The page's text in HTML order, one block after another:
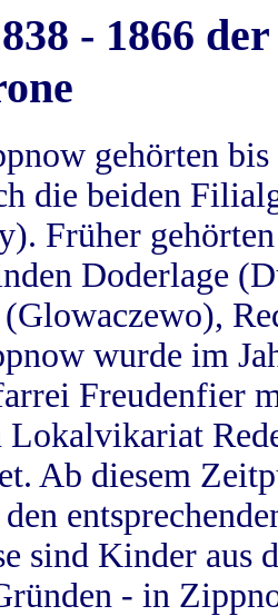
- 1866
gehörten
die beiden
Früher
Doderlage
wurde im
Freudenfier
Lokalvikariat
Ab diesem
sind Kinder aus
- in